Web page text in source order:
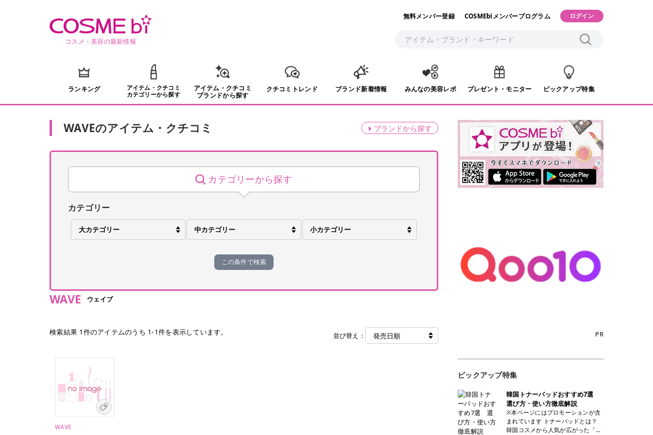
コスメ・美容の最新情報
無料メンバー登録 COSMEbiメンバープログラム ログイン
ランキング
アイテム・クチコミ
カテゴリーから探す
アイテム・クチコミ
ブランドから探す
クチコミトレンド ブランド新着情報 みんなの美容レポ プレゼント・モニター ピックアップ特集
WAVEのアイテム・クチコミ ブランドから探す
カテゴリーから探す
カテゴリー
この条件で検索
WAVE ウェイブ
検索結果 1 件のアイテムのうち 1-1件を表示しています。 並び替え：
WAVE
PR
ピックアップ特集
韓国トナーパッドおすすめ7選
選び方・使い方徹底解説
※本ページにはプロモーションが含
まれています トナーパッドとは？
韓国コスメから人気が広がった「ト